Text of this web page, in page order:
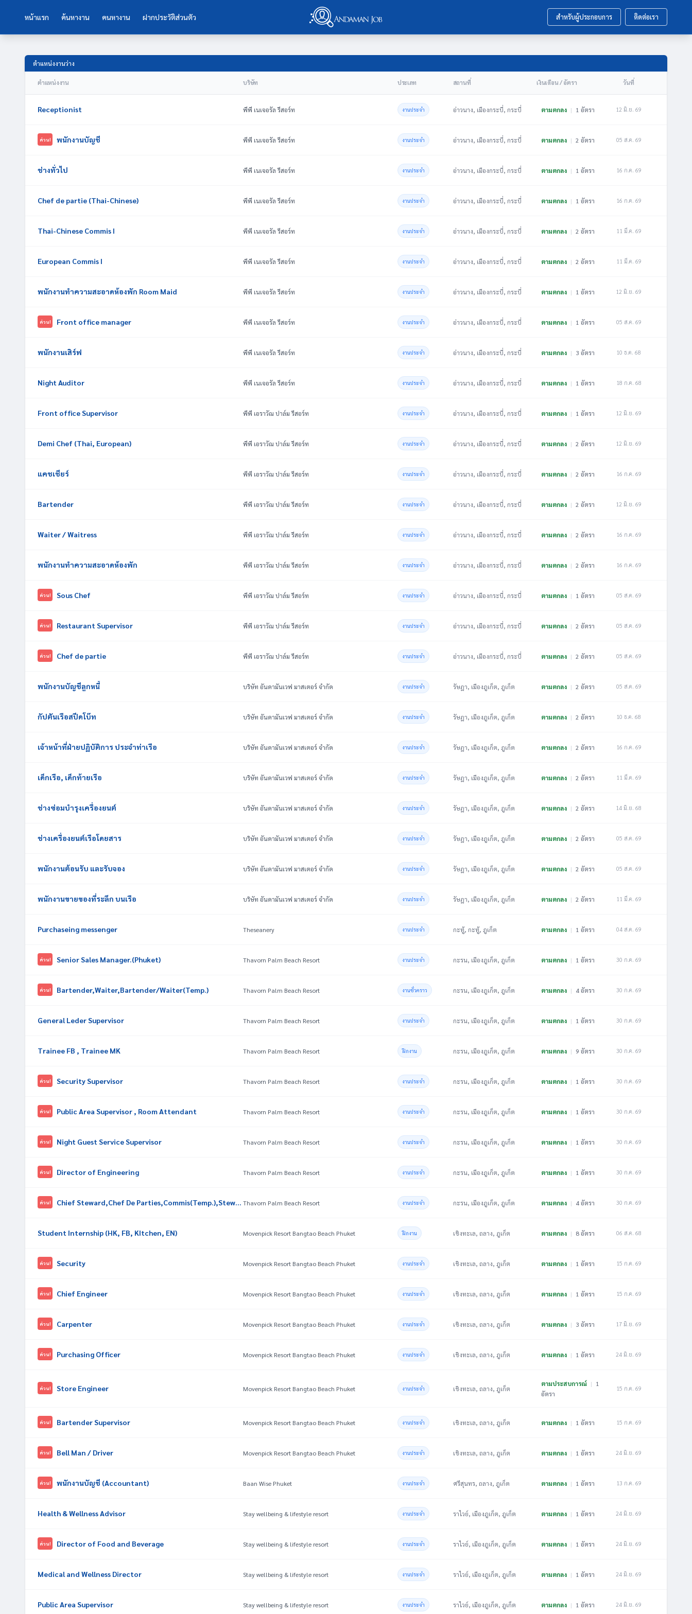
หน้าแรก ค้นหางาน คนหางาน ฝากประวัติส่วนตัว สำหรับผู้ประกอบการ ติดต่อเรา
ตำแหน่งงานว่าง
ตำแหน่งงาน บริษัท ประเภท สถานที่ เงินเดือน / อัตรา วันที่
Receptionist พีพี เนเจอรัล รีสอร์ท งานประจำ อ่าวนาง, เมืองกระบี่, กระบี่ ตามตกลง | 1 อัตรา 12 มิ.ย. 69
ด่วน! พนักงานบัญชี พีพี เนเจอรัล รีสอร์ท งานประจำ อ่าวนาง, เมืองกระบี่, กระบี่ ตามตกลง | 2 อัตรา 05 ส.ค. 69
ช่างทั่วไป พีพี เนเจอรัล รีสอร์ท งานประจำ อ่าวนาง, เมืองกระบี่, กระบี่ ตามตกลง | 1 อัตรา 16 ก.ค. 69
Chef de partie (Thai-Chinese) พีพี เนเจอรัล รีสอร์ท งานประจำ อ่าวนาง, เมืองกระบี่, กระบี่ ตามตกลง | 1 อัตรา 16 ก.ค. 69
Thai-Chinese Commis I พีพี เนเจอรัล รีสอร์ท งานประจำ อ่าวนาง, เมืองกระบี่, กระบี่ ตามตกลง | 2 อัตรา 11 มี.ค. 69
European Commis I พีพี เนเจอรัล รีสอร์ท งานประจำ อ่าวนาง, เมืองกระบี่, กระบี่ ตามตกลง | 2 อัตรา 11 มี.ค. 69
พนักงานทำความสะอาดห้องพัก Room Maid พีพี เนเจอรัล รีสอร์ท งานประจำ อ่าวนาง, เมืองกระบี่, กระบี่ ตามตกลง | 1 อัตรา 12 มิ.ย. 69
ด่วน! Front office manager พีพี เนเจอรัล รีสอร์ท งานประจำ อ่าวนาง, เมืองกระบี่, กระบี่ ตามตกลง | 1 อัตรา 05 ส.ค. 69
พนักงานเสิร์ฟ พีพี เนเจอรัล รีสอร์ท งานประจำ อ่าวนาง, เมืองกระบี่, กระบี่ ตามตกลง | 3 อัตรา 10 ธ.ค. 68
Night Auditor พีพี เนเจอรัล รีสอร์ท งานประจำ อ่าวนาง, เมืองกระบี่, กระบี่ ตามตกลง | 1 อัตรา 18 ก.ค. 68
Front office Supervisor พีพี เอราวัณ ปาล์ม รีสอร์ท งานประจำ อ่าวนาง, เมืองกระบี่, กระบี่ ตามตกลง | 1 อัตรา 12 มิ.ย. 69
Demi Chef (Thai, European) พีพี เอราวัณ ปาล์ม รีสอร์ท งานประจำ อ่าวนาง, เมืองกระบี่, กระบี่ ตามตกลง | 2 อัตรา 12 มิ.ย. 69
แคชเชียร์ พีพี เอราวัณ ปาล์ม รีสอร์ท งานประจำ อ่าวนาง, เมืองกระบี่, กระบี่ ตามตกลง | 2 อัตรา 16 ก.ค. 69
Bartender พีพี เอราวัณ ปาล์ม รีสอร์ท งานประจำ อ่าวนาง, เมืองกระบี่, กระบี่ ตามตกลง | 2 อัตรา 12 มิ.ย. 69
Waiter / Waitress พีพี เอราวัณ ปาล์ม รีสอร์ท งานประจำ อ่าวนาง, เมืองกระบี่, กระบี่ ตามตกลง | 2 อัตรา 16 ก.ค. 69
พนักงานทำความสะอาดห้องพัก พีพี เอราวัณ ปาล์ม รีสอร์ท งานประจำ อ่าวนาง, เมืองกระบี่, กระบี่ ตามตกลง | 2 อัตรา 16 ก.ค. 69
ด่วน! Sous Chef พีพี เอราวัณ ปาล์ม รีสอร์ท งานประจำ อ่าวนาง, เมืองกระบี่, กระบี่ ตามตกลง | 1 อัตรา 05 ส.ค. 69
ด่วน! Restaurant Supervisor พีพี เอราวัณ ปาล์ม รีสอร์ท งานประจำ อ่าวนาง, เมืองกระบี่, กระบี่ ตามตกลง | 2 อัตรา 05 ส.ค. 69
ด่วน! Chef de partie พีพี เอราวัณ ปาล์ม รีสอร์ท งานประจำ อ่าวนาง, เมืองกระบี่, กระบี่ ตามตกลง | 2 อัตรา 05 ส.ค. 69
พนักงานบัญชีลูกหนี้ บริษัท อันดามันเวฟ มาสเตอร์ จำกัด งานประจำ รัษฎา, เมืองภูเก็ต, ภูเก็ต ตามตกลง | 2 อัตรา 05 ส.ค. 69
กัปตันเรือสปีดโบ๊ท บริษัท อันดามันเวฟ มาสเตอร์ จำกัด งานประจำ รัษฎา, เมืองภูเก็ต, ภูเก็ต ตามตกลง | 2 อัตรา 10 ธ.ค. 68
เจ้าหน้าที่ฝ่ายปฏิบัติการ ประจำท่าเรือ บริษัท อันดามันเวฟ มาสเตอร์ จำกัด งานประจำ รัษฎา, เมืองภูเก็ต, ภูเก็ต ตามตกลง | 2 อัตรา 16 ก.ค. 69
เด็กเรือ, เด็กท้ายเรือ บริษัท อันดามันเวฟ มาสเตอร์ จำกัด งานประจำ รัษฎา, เมืองภูเก็ต, ภูเก็ต ตามตกลง | 2 อัตรา 11 มี.ค. 69
ช่างซ่อมบำรุงเครื่องยนต์ บริษัท อันดามันเวฟ มาสเตอร์ จำกัด งานประจำ รัษฎา, เมืองภูเก็ต, ภูเก็ต ตามตกลง | 2 อัตรา 14 มิ.ย. 68
ช่างเครื่องยนต์เรือโดยสาร บริษัท อันดามันเวฟ มาสเตอร์ จำกัด งานประจำ รัษฎา, เมืองภูเก็ต, ภูเก็ต ตามตกลง | 2 อัตรา 05 ส.ค. 69
พนักงานต้อนรับ และรับจอง บริษัท อันดามันเวฟ มาสเตอร์ จำกัด งานประจำ รัษฎา, เมืองภูเก็ต, ภูเก็ต ตามตกลง | 2 อัตรา 05 ส.ค. 69
พนักงานขายของที่ระลึก บนเรือ บริษัท อันดามันเวฟ มาสเตอร์ จำกัด งานประจำ รัษฎา, เมืองภูเก็ต, ภูเก็ต ตามตกลง | 2 อัตรา 11 มี.ค. 69
Purchaseing messenger Theseanery งานประจำ กะทู้, กะทู้, ภูเก็ต ตามตกลง | 1 อัตรา 04 ส.ค. 69
ด่วน! Senior Sales Manager.(Phuket) Thavorn Palm Beach Resort งานประจำ กะรน, เมืองภูเก็ต, ภูเก็ต ตามตกลง | 1 อัตรา 30 ก.ค. 69
ด่วน! Bartender,Waiter,Bartender/Waiter(Temp.) Thavorn Palm Beach Resort งานชั่วคราว กะรน, เมืองภูเก็ต, ภูเก็ต ตามตกลง | 4 อัตรา 30 ก.ค. 69
General Leder Supervisor Thavorn Palm Beach Resort งานประจำ กะรน, เมืองภูเก็ต, ภูเก็ต ตามตกลง | 1 อัตรา 30 ก.ค. 69
Trainee FB , Trainee MK Thavorn Palm Beach Resort ฝึกงาน กะรน, เมืองภูเก็ต, ภูเก็ต ตามตกลง | 9 อัตรา 30 ก.ค. 69
ด่วน! Security Supervisor Thavorn Palm Beach Resort งานประจำ กะรน, เมืองภูเก็ต, ภูเก็ต ตามตกลง | 1 อัตรา 30 ก.ค. 69
ด่วน! Public Area Supervisor , Room Attendant Thavorn Palm Beach Resort งานประจำ กะรน, เมืองภูเก็ต, ภูเก็ต ตามตกลง | 1 อัตรา 30 ก.ค. 69
ด่วน! Night Guest Service Supervisor Thavorn Palm Beach Resort งานประจำ กะรน, เมืองภูเก็ต, ภูเก็ต ตามตกลง | 1 อัตรา 30 ก.ค. 69
ด่วน! Director of Engineering Thavorn Palm Beach Resort งานประจำ กะรน, เมืองภูเก็ต, ภูเก็ต ตามตกลง | 1 อัตรา 30 ก.ค. 69
ด่วน! Chief Steward,Chef De Parties,Commis(Temp.),Steward (Temp.) Thavorn Palm Beach Resort งานประจำ กะรน, เมืองภูเก็ต, ภูเก็ต ตามตกลง | 4 อัตรา 30 ก.ค. 69
Student Internship (HK, FB, KItchen, EN) Movenpick Resort Bangtao Beach Phuket ฝึกงาน เชิงทะเล, ถลาง, ภูเก็ต ตามตกลง | 8 อัตรา 06 ส.ค. 68
ด่วน! Security Movenpick Resort Bangtao Beach Phuket งานประจำ เชิงทะเล, ถลาง, ภูเก็ต ตามตกลง | 1 อัตรา 15 ก.ค. 69
ด่วน! Chief Engineer Movenpick Resort Bangtao Beach Phuket งานประจำ เชิงทะเล, ถลาง, ภูเก็ต ตามตกลง | 1 อัตรา 15 ก.ค. 69
ด่วน! Carpenter Movenpick Resort Bangtao Beach Phuket งานประจำ เชิงทะเล, ถลาง, ภูเก็ต ตามตกลง | 3 อัตรา 17 มิ.ย. 69
ด่วน! Purchasing Officer Movenpick Resort Bangtao Beach Phuket งานประจำ เชิงทะเล, ถลาง, ภูเก็ต ตามตกลง | 1 อัตรา 24 มิ.ย. 69
ด่วน! Store Engineer Movenpick Resort Bangtao Beach Phuket งานประจำ เชิงทะเล, ถลาง, ภูเก็ต
ตามประสบการณ์ | 1
อัตรา
15 ก.ค. 69
ด่วน! Bartender Supervisor Movenpick Resort Bangtao Beach Phuket งานประจำ เชิงทะเล, ถลาง, ภูเก็ต ตามตกลง | 1 อัตรา 15 ก.ค. 69
ด่วน! Bell Man / Driver Movenpick Resort Bangtao Beach Phuket งานประจำ เชิงทะเล, ถลาง, ภูเก็ต ตามตกลง | 1 อัตรา 24 มิ.ย. 69
ด่วน! พนักงานบัญชี (Accountant) Baan Wise Phuket งานประจำ ศรีสุนทร, ถลาง, ภูเก็ต ตามตกลง | 1 อัตรา 13 ก.ค. 69
Health & Wellness Advisor Stay wellbeing & lifestyle resort งานประจำ ราไวย์, เมืองภูเก็ต, ภูเก็ต ตามตกลง | 1 อัตรา 24 มิ.ย. 69
ด่วน! Director of Food and Beverage Stay wellbeing & lifestyle resort งานประจำ ราไวย์, เมืองภูเก็ต, ภูเก็ต ตามตกลง | 1 อัตรา 24 มิ.ย. 69
Medical and Wellness Director Stay wellbeing & lifestyle resort งานประจำ ราไวย์, เมืองภูเก็ต, ภูเก็ต ตามตกลง | 1 อัตรา 24 มิ.ย. 69
Public Area Supervisor Stay wellbeing & lifestyle resort งานประจำ ราไวย์, เมืองภูเก็ต, ภูเก็ต ตามตกลง | 1 อัตรา 24 มิ.ย. 69